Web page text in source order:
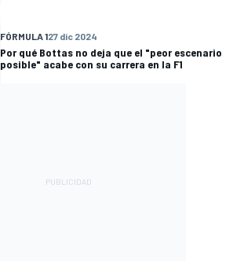
FÓRMULA 127 dic 2024
Por qué Bottas no deja que el "peor escenario
posible" acabe con su carrera en la F1